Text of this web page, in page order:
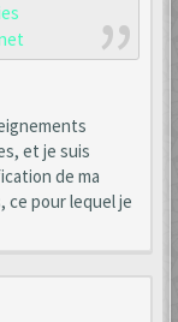
et je suis
de ma
ce pour lequel je